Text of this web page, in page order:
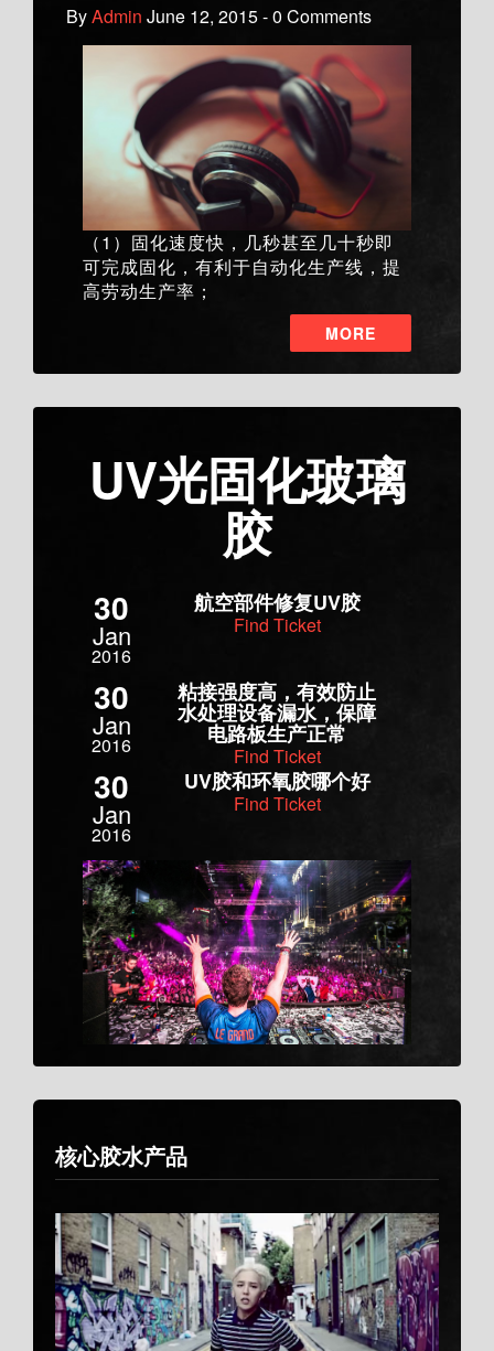
ByAdmin June 12, 2015 - 0 Comments
（1）固化速度快，几秒甚至几十秒即
可完成固化，有利于自动化生产线，提
高劳动生产率；
MORE
UV光固化玻璃
胶
30
Jan
2016
航空部件修复UV胶
Find Ticket
30
Jan
2016
粘接强度高，有效防止
水处理设备漏水，保障
电路板生产正常
Find Ticket
30
Jan
2016
UV胶和环氧胶哪个好
Find Ticket
核心胶水产品